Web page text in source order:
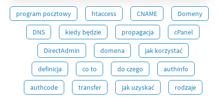
program pocztowy htaccess CNAME Domeny
DNS kiedy będzie propagacja cPanel
DirectAdmin domena jak korzystać
definicja co to do czego authinfo
authcode transfer jak uzyskać rodzaje